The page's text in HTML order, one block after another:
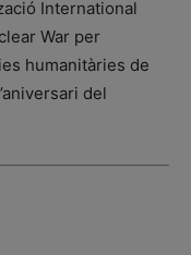
International
War per
humanitàries de
del